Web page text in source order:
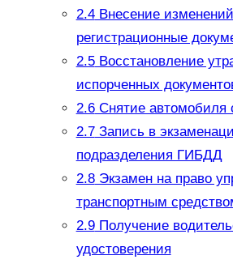
2.4Внесение
регистрационные
2.5Восстановление
испорченных
2.6Снятие автомобиля
2.7Запись в
подразделения ГИБДД
2.8Экзамен на право
транспортным
2.9Получение
удостоверения